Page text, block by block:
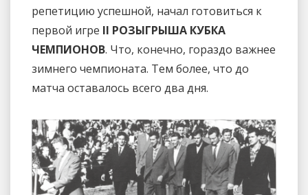
репетицию успешной, начал готовиться к
первой игре II РОЗЫГРЫША КУБКА
ЧЕМПИОНОВ. Что, конечно, гораздо важнее
зимнего чемпионата. Тем более, что до
матча оставалось всего два дня.